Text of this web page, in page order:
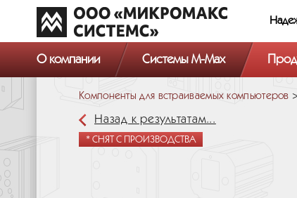
О компании Системы M-Max
Компоненты для встраиваемых компьютеров
Назад к результатам...
* СНЯТ С ПРОИЗВОДСТВА